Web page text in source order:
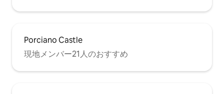
とタオルをご用意しております。 キッチ
にお使いください。 Netflix無料視聴可能
Porciano Castle
現地メンバー21人のおすすめ